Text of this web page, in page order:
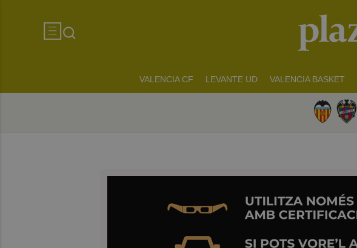
VALENCIA CF LEVANTE UD VALENCIA BASKET